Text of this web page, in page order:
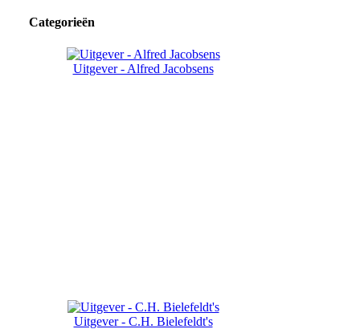
Categorieën
Uitgever - Alfred Jacobsens
Uitgever - C.H. Bielefeldt's